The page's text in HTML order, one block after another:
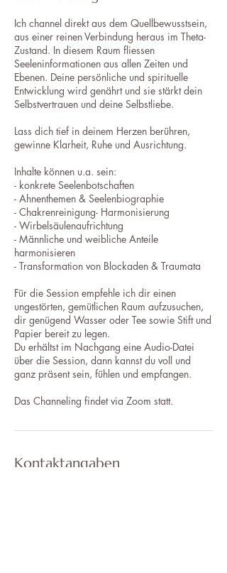
Ich channel direkt aus dem Quellbewusstsein,
aus einer reinen Verbindung heraus im Theta-
Zustand. In diesem Raum fliessen
Seeleninformationen aus allen Zeiten und
Ebenen. Deine persönliche und spirituelle
Entwicklung wird genährt und sie stärkt dein
Selbstvertrauen und deine Selbstliebe.
Lass dich tief in deinem Herzen berühren,
gewinne Klarheit, Ruhe und Ausrichtung.
Inhalte können u.a. sein:
- konkrete Seelenbotschaften
- Ahnenthemen & Seelenbiographie
- Chakrenreinigung- Harmonisierung
- Wirbelsäulenaufrichtung
- Männliche und weibliche Anteile
harmonisieren
- Transformation von Blockaden & Traumata
Für die Session empfehle ich dir einen
ungestörten, gemütlichen Raum aufzusuchen,
dir genügend Wasser oder Tee sowie Stift und
Papier bereit zu legen.
Du erhältst im Nachgang eine Audio-Datei
über die Session, dann kannst du voll und
ganz präsent sein, fühlen und empfangen.
Das Channeling findet via Zoom statt.
Kontaktangaben